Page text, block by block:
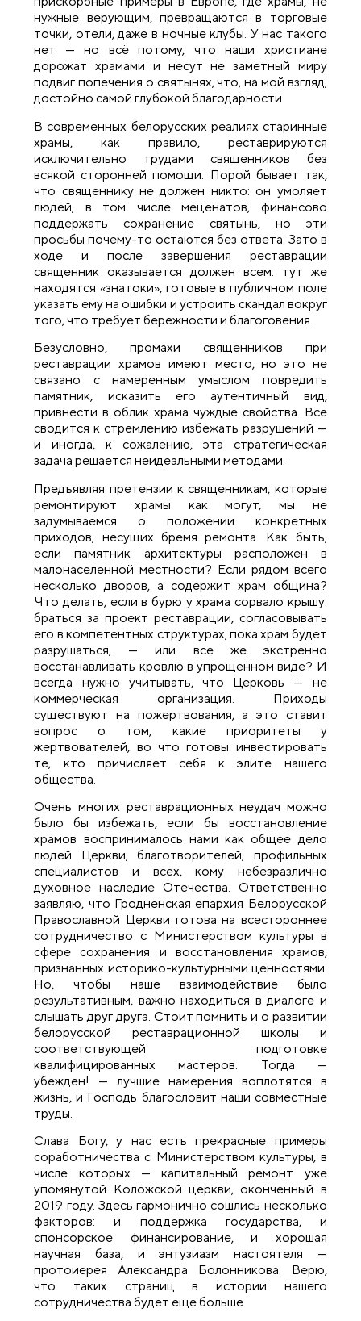
нужные верующим, превращаются в торговые
точки, отели, даже в ночные клубы. У нас такого
нет — но всё потому, что наши христиане
дорожат храмами и несут не заметный миру
подвиг попечения о святынях, что, на мой взгляд,
достойно самой глубокой благодарности.
В современных белорусских реалиях старинные
храмы, как правило, реставрируются
исключительно трудами священников без
всякой сторонней помощи. Порой бывает так,
что священнику не должен никто: он умоляет
людей, в том числе меценатов, финансово
поддержать сохранение святынь, но эти
просьбы почему-то остаются без ответа. Зато в
ходе и после завершения реставрации
священник оказывается должен всем: тут же
находятся «знатоки», готовые в публичном поле
указать ему на ошибки и устроить скандал вокруг
того, что требует бережности и благоговения.
Безусловно, промахи священников при
реставрации храмов имеют место, но это не
связано с намеренным умыслом повредить
памятник, исказить его аутентичный вид,
привнести в облик храма чуждые свойства. Всё
сводится к стремлению избежать разрушений —
и иногда, к сожалению, эта стратегическая
задача решается неидеальными методами.
Предъявляя претензии к священникам, которые
ремонтируют храмы как могут, мы не
задумываемся о положении конкретных
приходов, несущих бремя ремонта. Как быть,
если памятник архитектуры расположен в
малонаселенной местности? Если рядом всего
несколько дворов, а содержит храм община?
Что делать, если в бурю у храма сорвало крышу:
браться за проект реставрации, согласовывать
его в компетентных структурах, пока храм будет
разрушаться, — или всё же экстренно
восстанавливать кровлю в упрощенном виде? И
всегда нужно учитывать, что Церковь — не
коммерческая организация. Приходы
существуют на пожертвования, а это ставит
вопрос о том, какие приоритеты у
жертвователей, во что готовы инвестировать
те, кто причисляет себя к элите нашего
общества.
Очень многих реставрационных неудач можно
было бы избежать, если бы восстановление
храмов воспринималось нами как общее дело
людей Церкви, благотворителей, профильных
специалистов и всех, кому небезразлично
духовное наследие Отечества. Ответственно
заявляю, что Гродненская епархия Белорусской
Православной Церкви готова на всестороннее
сотрудничество с Министерством культуры в
сфере сохранения и восстановления храмов,
признанных историко-культурными ценностями.
Но, чтобы наше взаимодействие было
результативным, важно находиться в диалоге и
слышать друг друга. Стоит помнить и о развитии
белорусской реставрационной школы и
соответствующей подготовке
квалифицированных мастеров. Тогда —
убежден! — лучшие намерения воплотятся в
жизнь, и Господь благословит наши совместные
труды.
Слава Богу, у нас есть прекрасные примеры
соработничества с Министерством культуры, в
числе которых — капитальный ремонт уже
упомянутой Коложской церкви, оконченный в
2019 году. Здесь гармонично сошлись несколько
факторов: и поддержка государства, и
спонсорское финансирование, и хорошая
научная база, и энтузиазм настоятеля —
протоиерея Александра Болонникова. Верю,
что таких страниц в истории нашего
сотрудничества будет еще больше.